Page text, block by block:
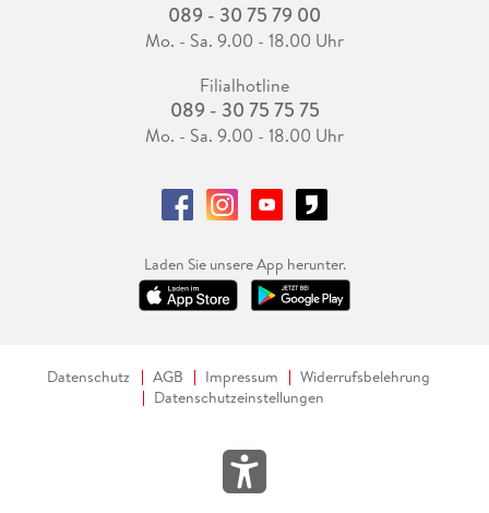
089 - 30 75 79 00
Mo. - Sa. 9.00 - 18.00 Uhr
Filialhotline
089 - 30 75 75 75
Mo. - Sa. 9.00 - 18.00 Uhr
Laden Sie unsere App herunter.
Datenschutz AGB Impressum
Widerrufsbelehrung
Datenschutzeinstellungen